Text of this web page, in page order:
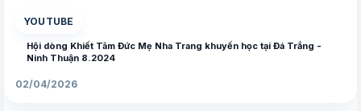
YOUTUBE
Hội dòng Khiết Tâm Đức Mẹ Nha Trang khuyến học tại Đá Trắng -
Ninh Thuận 8.2024
02/04/2026